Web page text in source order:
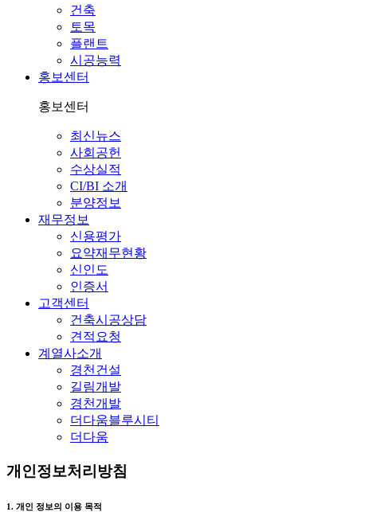
건축
토목
플랜트
시공능력
홍보센터
홍보센터
최신뉴스
사회공헌
수상실적
CI/BI 소개
분양정보
재무정보
신용평가
요약재무현황
신인도
인증서
고객센터
건축시공상담
견적요청
계열사소개
경천건설
길림개발
경천개발
더다움블루시티
더다움
개인정보처리방침
1. 개인 정보의 이용 목적